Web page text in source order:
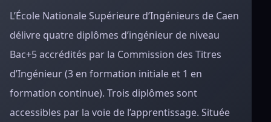
L’École Nationale Supérieure d’Ingénieurs de Caen
délivre quatre diplômes d’ingénieur de niveau
Bac+5 accrédités par la Commission des Titres
d’Ingénieur (3 en formation initiale et 1 en
formation continue). Trois diplômes sont
accessibles par la voie de l’apprentissage. Située